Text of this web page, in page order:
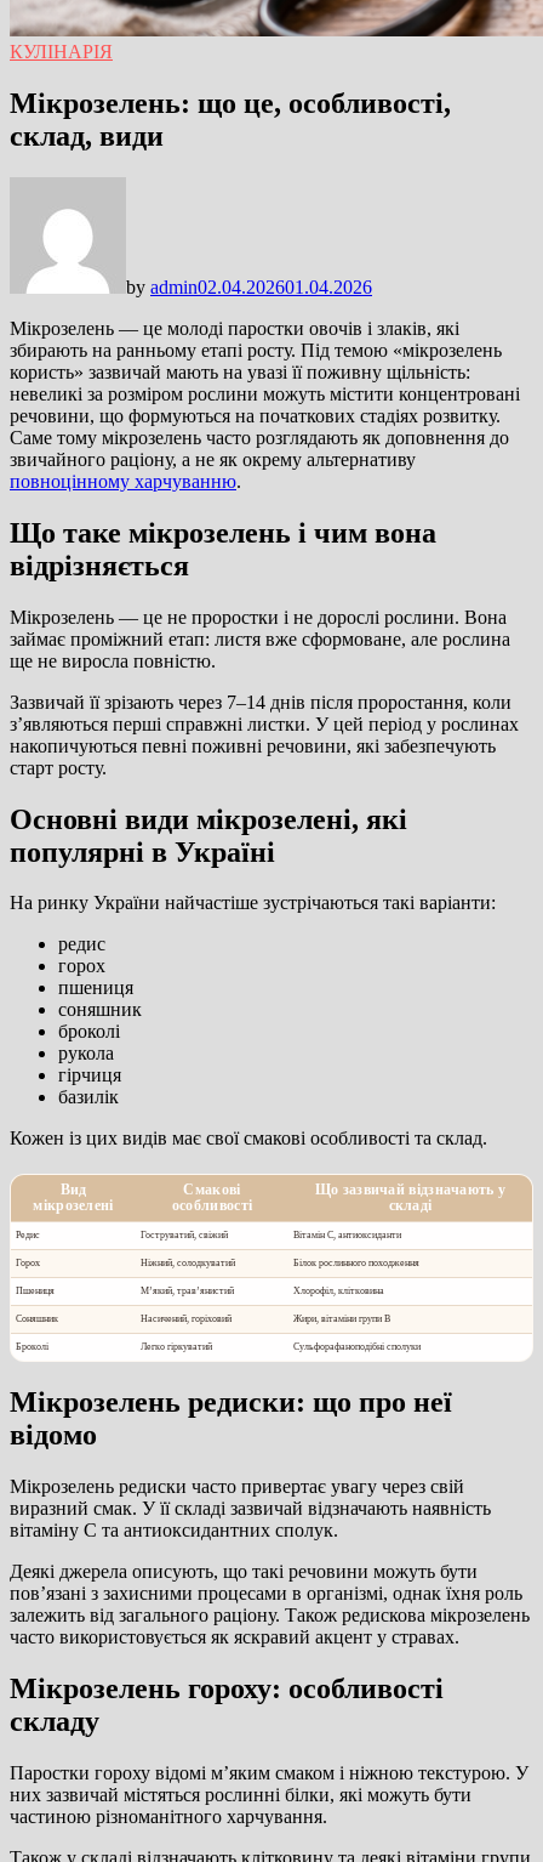
КУЛІНАРІЯ
Мікрозелень: що це, особливості,
склад, види
by admin02.04.202601.04.2026
Мікрозелень — це молоді паростки овочів і злаків, які
збирають на ранньому етапі росту. Під темою «мікрозелень
користь» зазвичай мають на увазі її поживну щільність:
невеликі за розміром рослини можуть містити концентровані
речовини, що формуються на початкових стадіях розвитку.
Саме тому мікрозелень часто розглядають як доповнення до
звичайного раціону, а не як окрему альтернативу
повноцінному харчуванню.
Що таке мікрозелень і чим вона
відрізняється
Мікрозелень — це не проростки і не дорослі рослини. Вона
займає проміжний етап: листя вже сформоване, але рослина
ще не виросла повністю.
Зазвичай її зрізають через 7–14 днів після проростання, коли
з’являються перші справжні листки. У цей період у рослинах
накопичуються певні поживні речовини, які забезпечують
старт росту.
Основні види мікрозелені, які
популярні в Україні
На ринку України найчастіше зустрічаються такі варіанти:
редис
горох
пшениця
соняшник
броколі
рукола
гірчиця
базилік
Кожен із цих видів має свої смакові особливості та склад.
Вид
мікрозелені
Смакові
особливості
Що зазвичай відзначають у
складі
Редис Гоструватий, свіжий Вітамін С, антиоксиданти
Горох Ніжний, солодкуватий Білок рослинного походження
Пшениця М’який, трав’янистий Хлорофіл, клітковина
Соняшник Насичений, горіховий Жири, вітаміни групи B
Броколі Легко гіркуватий Сульфорафаноподібні сполуки
Мікрозелень редиски: що про неї
відомо
Мікрозелень редиски часто привертає увагу через свій
виразний смак. У її складі зазвичай відзначають наявність
вітаміну С та антиоксидантних сполук.
Деякі джерела описують, що такі речовини можуть бути
пов’язані з захисними процесами в організмі, однак їхня роль
залежить від загального раціону. Також редискова мікрозелень
часто використовується як яскравий акцент у стравах.
Мікрозелень гороху: особливості
складу
Паростки гороху відомі м’яким смаком і ніжною текстурою. У
них зазвичай містяться рослинні білки, які можуть бути
частиною різноманітного харчування.
Також у складі відзначають клітковину та деякі вітаміни групи